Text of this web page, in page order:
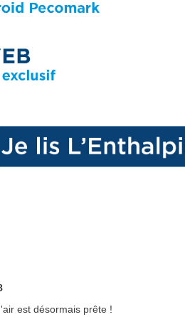
est désormais prête !